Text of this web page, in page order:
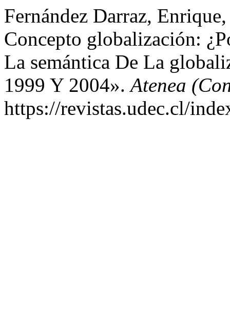
Fernández Darraz,
Concepto globalización:
La semántica De La
1999 Y 2004».Atenea
https://revistas.udec.cl/